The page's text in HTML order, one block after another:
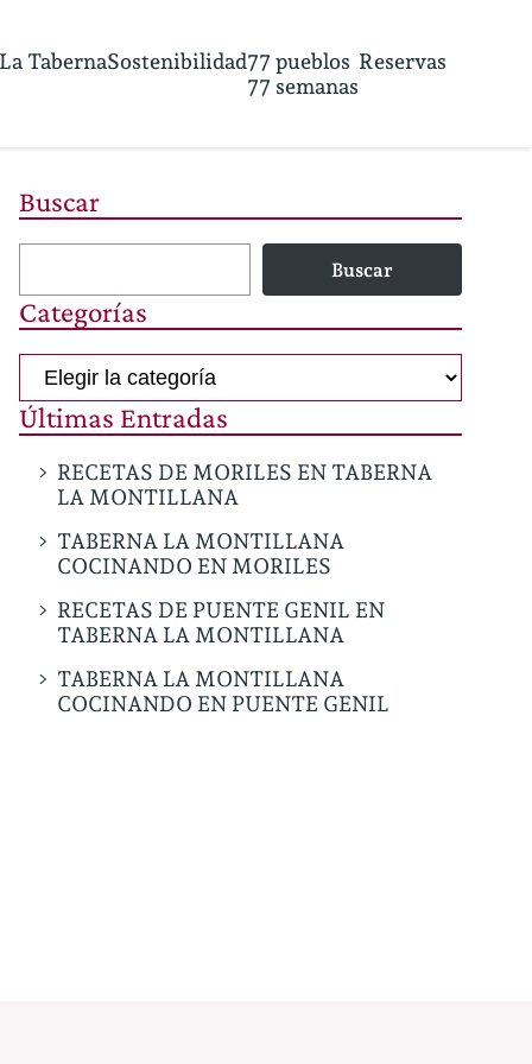
La TabernaSostenibilidad77 pueblos
77 semanas
Reservas
Buscar
Buscar
Categorías
Categorías
Últimas Entradas
RECETAS DE MORILES EN TABERNA
LA MONTILLANA
TABERNA LA MONTILLANA
COCINANDO EN MORILES
RECETAS DE PUENTE GENIL EN
TABERNA LA MONTILLANA
TABERNA LA MONTILLANA
COCINANDO EN PUENTE GENIL